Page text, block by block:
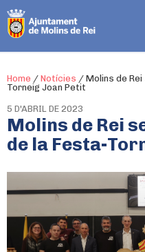
Home / Notícies / Molins de
Torneig Joan Petit
5 D'ABRIL DE 2023
Molins de Rei
de la Festa-